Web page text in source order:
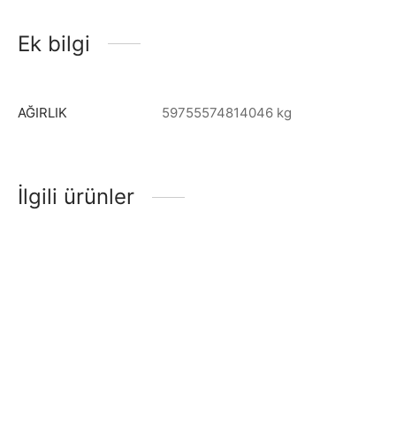
Ek bilgi
AĞIRLIK 59755574814046 kg
İlgili ürünler